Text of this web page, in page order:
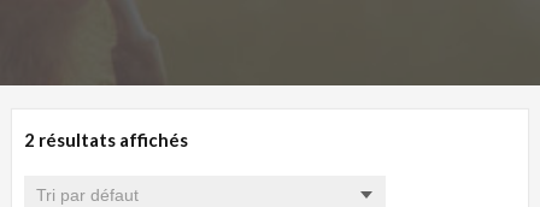
2 résultats affichés